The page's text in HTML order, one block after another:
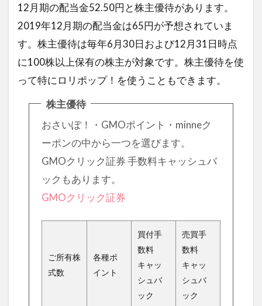
12月期の配当金52.50円と株主優待があります。
2019年12月期の配当金は65円が予想されていま
す。株主優待は毎年6月30日および12月31日時点
に100株以上保有の株主が対象です。株主優待を使
って特にロリポップ！を使うこともできます。
株主優待
おさいぽ！・GMOポイント・minneク
ーポンの中から一つを選びます。
GMOクリック証券 手数料キャッシュバ
ックもあります。
GMOクリック証券
ご所有株
式数
各種ポ
イント
買付手
数料
キャッ
シュバ
ック
売買手
数料
キャッ
シュバ
ック